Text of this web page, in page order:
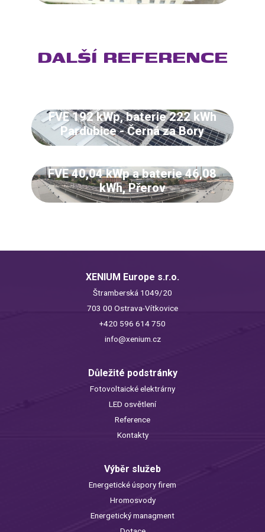
DALŠÍ REFERENCE
FVE 192 kWp, baterie 222 kWh
Pardubice - Černá za Bory
FVE 40,04 kWp a baterie 46,08
kWh, Přerov
XENIUM Europe s.r.o.
Štramberská 1049/20
703 00 Ostrava-Vítkovice
+420 596 614 750
info@xenium.cz
Důležité podstránky
Fotovoltaické elektrárny
LED osvětlení
Reference
Kontakty
Výběr služeb
Energetické úspory firem
Hromosvody
Energetický managment